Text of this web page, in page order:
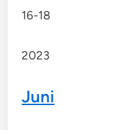
16-18
2023
Juni